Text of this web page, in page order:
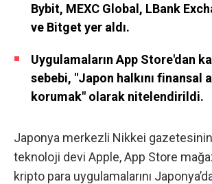
Bybit, MEXC Global, LBank
ve Bitget yer aldı.
Uygulamaların App Store'dan
sebebi, "Japon halkını finansal
korumak" olarak nitelendirildi.
Japonya merkezli Nikkei
teknoloji devi Apple, App Store
kripto para uygulamalarını